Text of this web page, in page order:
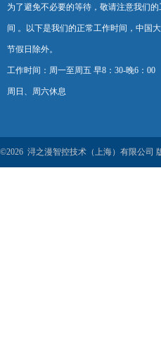
为了避免不必要的等待，敬请注意我们的
间 。以下是我们的正常工作时间，中国
节假日除外。
工作时间：周一至周五 早8：30-晚6：00
周日、周六休息
©2026 浔之漫智控技术（上海）有限公司